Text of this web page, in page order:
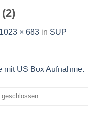
1023 × 683 in SUP